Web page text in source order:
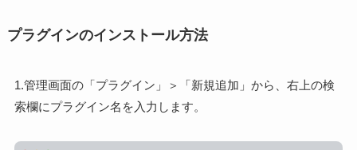
プラグインのインストール方法
1.管理画面の「プラグイン」＞「新規追加」から、右上の検
索欄にプラグイン名を入力します。